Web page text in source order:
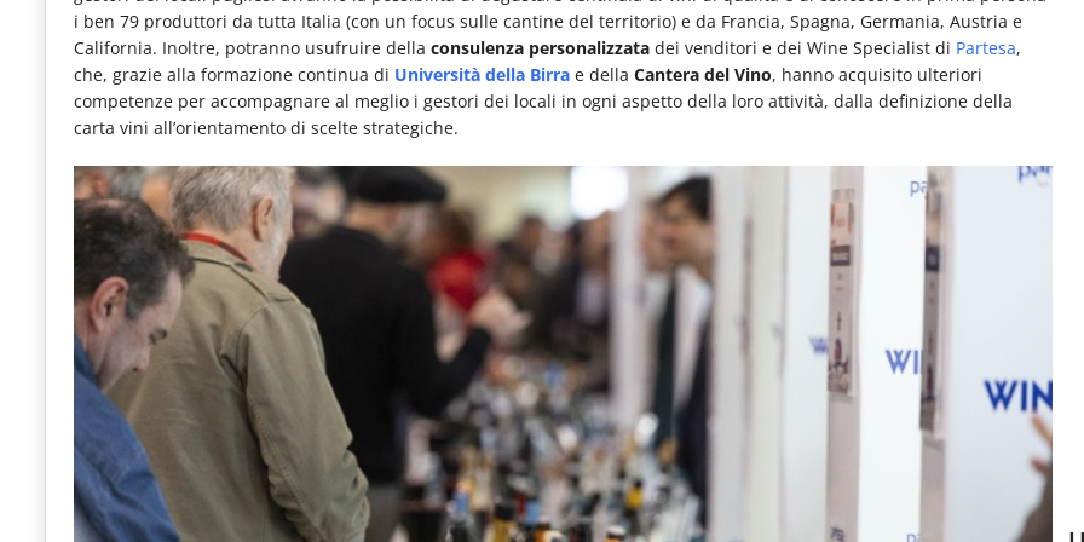
le
novità
del
comparto
Horeca.
i ben 79 produttori da tutta Italia (con un focus sulle cantine del territorio) e da Francia, Spagna, Germania, Austria e
California. Inoltre, potranno usufruire della consulenza personalizzata dei venditori e dei Wine Specialist di Partesa,
che, grazie alla formazione continua di Università della Birra e della Cantera del Vino, hanno acquisito ulteriori
competenze per accompagnare al meglio i gestori dei locali in ogni aspetto della loro attività, dalla definizione della
carta vini all’orientamento di scelte strategiche.